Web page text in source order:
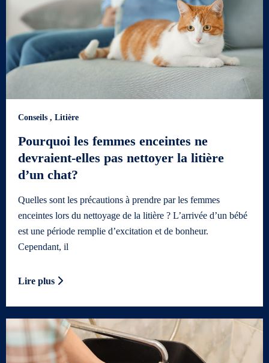
Conseils , Litière
Pourquoi les femmes enceintes ne
devraient-elles pas nettoyer la litière
d’un chat?
Quelles sont les précautions à prendre par les femmes
enceintes lors du nettoyage de la litière ? L’arrivée d’un bébé
est une période remplie d’excitation et de bonheur.
Cependant, il
Lire plus